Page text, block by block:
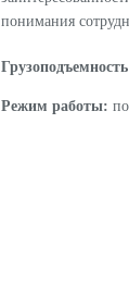
понимания
Режим работы: